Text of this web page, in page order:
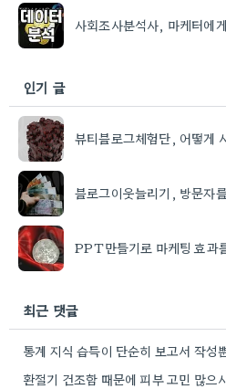
사회조사분석사, 마케터에
인기 글
뷰티블로그체험단, 어떻게
블로그이웃늘리기, 방문자
PPT만들기로 마케팅 효과
최근 댓글